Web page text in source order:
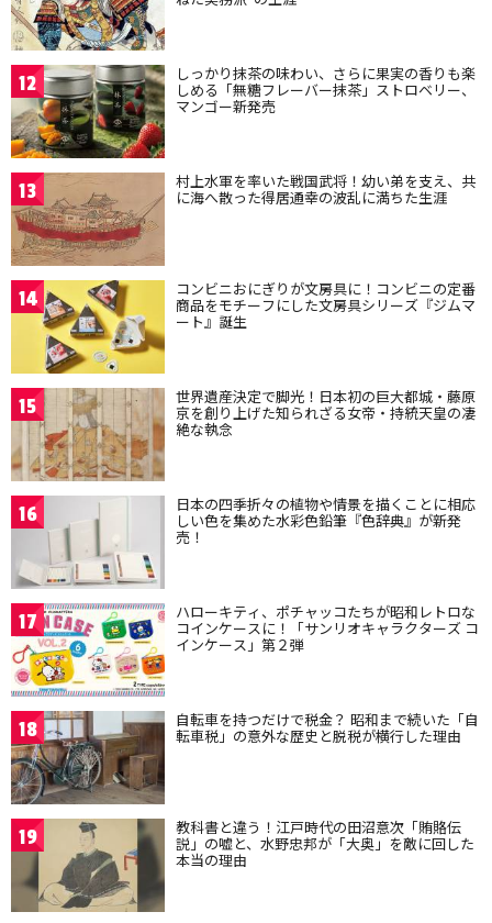
12 しっかり抹茶の味わい、さらに果実の香りも楽
しめる「無糖フレーバー抹茶」ストロベリー、
マンゴー新発売
13 村上水軍を率いた戦国武将！幼い弟を支え、共
に海へ散った得居通幸の波乱に満ちた生涯
14 コンビニおにぎりが文房具に！コンビニの定番
商品をモチーフにした文房具シリーズ『ジムマ
ート』誕生
15 世界遺産決定で脚光！日本初の巨大都城・藤原
京を創り上げた知られざる女帝・持統天皇の凄
絶な執念
16 日本の四季折々の植物や情景を描くことに相応
しい色を集めた水彩色鉛筆『色辞典』が新発
売！
17 ハローキティ、ポチャッコたちが昭和レトロな
コインケースに！「サンリオキャラクターズ コ
インケース」第２弾
18 自転車を持つだけで税金？ 昭和まで続いた「自
転車税」の意外な歴史と脱税が横行した理由
19 教科書と違う！江戸時代の田沼意次「賄賂伝
説」の嘘と、水野忠邦が「大奥」を敵に回した
本当の理由